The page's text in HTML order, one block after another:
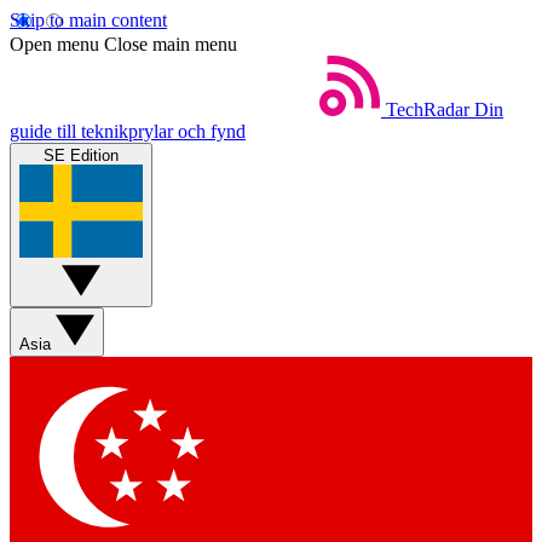
Skip to main content
Open menu Close main menu
TechRadar Din
guide till teknikprylar och fynd
SE Edition
Asia